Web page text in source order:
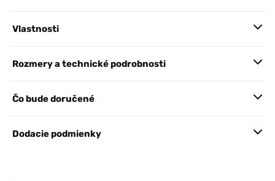
Vlastnosti
Rozmery a technické podrobnosti
Čo bude doručené
Dodacie podmienky